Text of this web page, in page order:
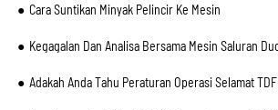
Cara Suntikan Minyak Pelincir Ke Mesin
Kegagalan Dan Analisa Bersama Mesin Saluran
Adakah Anda Tahu Peraturan Operasi Selamat TDF Flange Forming